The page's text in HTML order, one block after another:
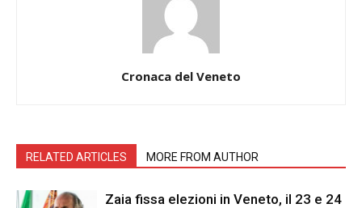
Cronaca del Veneto
RELATED ARTICLES MORE FROM AUTHOR
Zaia fissa elezioni in Veneto, il 23 e 24